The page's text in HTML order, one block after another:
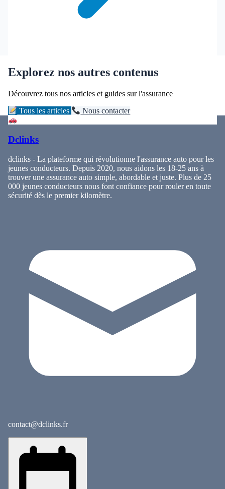
Explorez nos autres contenus
Découvrez tous nos articles et guides sur l'assurance
Tous les articles Nous contacter
Dclinks
dclinks - La plateforme qui révolutionne l'assurance auto pour les
jeunes conducteurs. Depuis 2020, nous aidons les 18-25 ans à
trouver une assurance auto simple, abordable et juste. Plus de 25
000 jeunes conducteurs nous font confiance pour rouler en toute
sécurité dès le premier kilomètre.
contact@dclinks.fr